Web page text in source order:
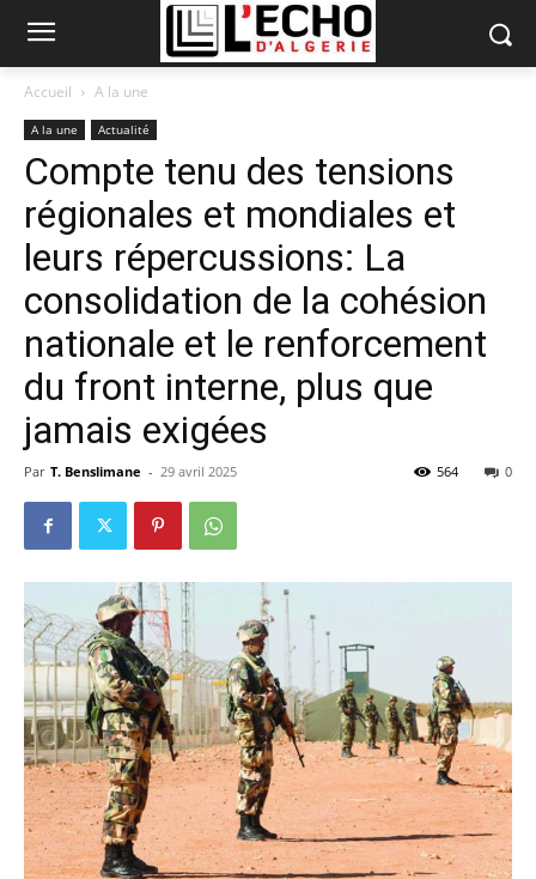
Accueil A la une
A la une Actualité
Compte tenu des tensions
régionales et mondiales et
leurs répercussions: La
consolidation de la cohésion
nationale et le renforcement
du front interne, plus que
jamais exigées
Par T. Benslimane - 29 avril 2025 0
564